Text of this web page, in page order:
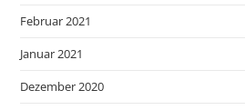
Februar 2021
Januar 2021
Dezember 2020